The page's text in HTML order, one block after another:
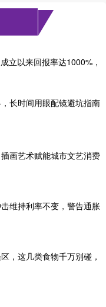
立以来回报率达1000%，
长时间用眼配镜避坑指南
画艺术赋能城市文艺消费
维持利率不变，警告通胀
，这几类食物千万别碰，